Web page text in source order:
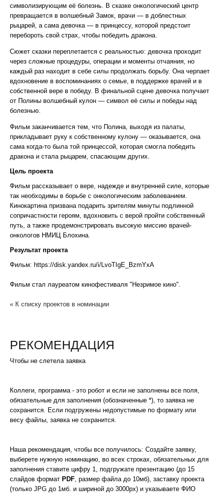
символизирующим её болезнь. В сказке онкологический центр
превращается в волшебный Замок, врачи — в доблестных
рыцарей, а сама девочка — в принцессу, которой предстоит
перебороть свой страх, чтобы победить дракона.
Сюжет сказки переплетается с реальностью: девочка проходит
через сложные процедуры, операции и моменты отчаяния, но
каждый раз находит в себе силы продолжать борьбу. Она черпает
вдохновение в воспоминаниях о семье, в поддержке врачей и в
собственной вере в победу. В финальной сцене девочка получает
от Полины волшебный кулон — символ её силы и победы над
болезнью.
Фильм заканчивается тем, что Полина, выходя из палаты,
прикладывает руку к собственному кулону — оказывается, она
сама когда-то была той принцессой, которая смогла победить
дракона и стала рыцарем, спасающим других.
Цель проекта
Фильм рассказывает о вере, надежде и внутренней силе, которые
так необходимы в борьбе с онкологическим заболеванием.
Кинокартина призвана подарить зрителям минуты подлинной
сопричастности героям, вдохновить с верой пройти собственный
путь, а также продемонстрировать высокую миссию врачей-
онкологов НМИЦ Блохина.
Результат проекта
Фильм: https://disk.yandex.ru/i/LvoTIgE_BzmYxA
Фильм стал лауреатом кинофестиваля "Незримое кино".
« К списку проектов в номинации
РЕКОМЕНДАЦИЯ
Чтобы не слетела заявка
Коллеги, программа - это робот и если не заполнены все поля,
обязательные для заполнения (обозначенные *), то заявка не
сохранится. Если подгружены недопустимые по формату или
весу файлы, заявка не сохранится.
Наша рекомендация, чтобы все получилось: Создайте заявку,
выберете нужную номинацию, во всех строках, обязательных для
заполнения ставите цифру 1, подгружате презентацию (до 15
слайдов формат PDF , размер файла до 10мб), заставку проекта
(только JPG до 1мб. и шириной до 3000px) и указываете ФИО